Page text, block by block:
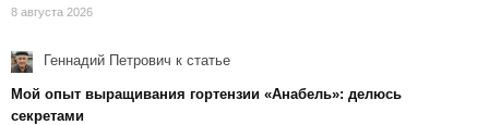
8 августа 2026
Геннадий Петрович к статье
Мой опыт выращивания гортензии «Анабель»: делюсь
секретами